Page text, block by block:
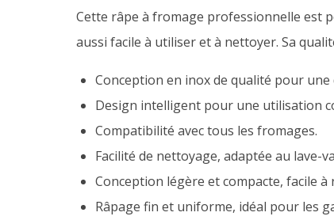
Cette râpe à fromage professionnelle est
aussi facile à utiliser et à nettoyer. Sa
Conception en inox de qualité pour
Design intelligent pour une utilisation
Compatibilité avec tous les fromages.
Facilité de nettoyage, adaptée au lave-
Conception légère et compacte, facile
Râpage fin et uniforme, idéal pour les